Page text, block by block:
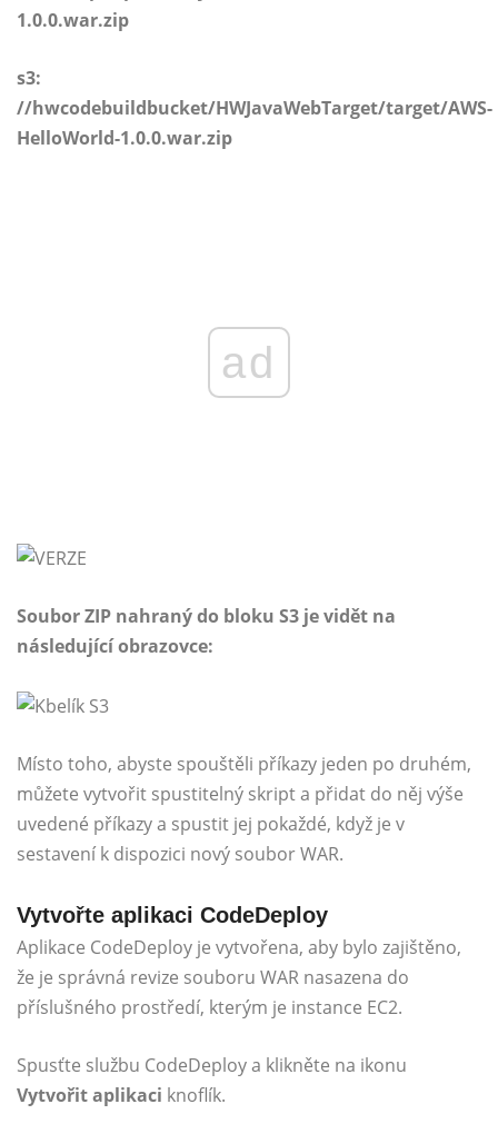
1.0.0.war.zip
s3:
//hwcodebuildbucket/HWJavaWebTarget/target/AWS-
HelloWorld-1.0.0.war.zip
ad
Soubor ZIP nahraný do bloku S3 je vidět na
následující obrazovce:
Místo toho, abyste spouštěli příkazy jeden po druhém,
můžete vytvořit spustitelný skript a přidat do něj výše
uvedené příkazy a spustit jej pokaždé, když je v
sestavení k dispozici nový soubor WAR.
Vytvořte aplikaci CodeDeploy
Aplikace CodeDeploy je vytvořena, aby bylo zajištěno,
že je správná revize souboru WAR nasazena do
příslušného prostředí, kterým je instance EC2.
Spusťte službu CodeDeploy a klikněte na ikonu
Vytvořit aplikaci knoflík.